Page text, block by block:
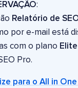
:
Relatório de
por e-mail está
com o plano Elite
Pro.
para o All in One